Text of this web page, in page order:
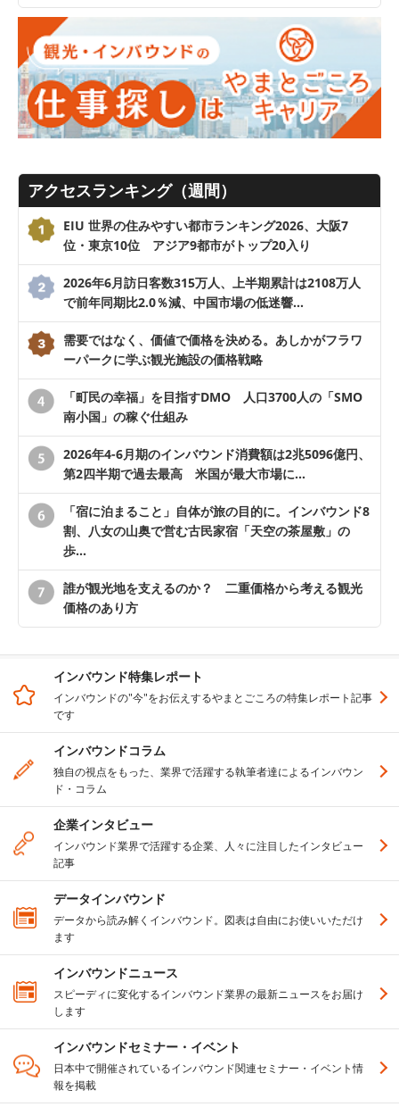
アクセスランキング（週間）
EIU 世界の住みやすい都市ランキング2026、大阪7
位・東京10位 アジア9都市がトップ20入り
2026年6月訪日客数315万人、上半期累計は2108万人
で前年同期比2.0％減、中国市場の低迷響…
需要ではなく、価値で価格を決める。あしかがフラワ
ーパークに学ぶ観光施設の価格戦略
「町民の幸福」を目指すDMO 人口3700人の「SMO
南小国」の稼ぐ仕組み
2026年4-6月期のインバウンド消費額は2兆5096億円、
第2四半期で過去最高 米国が最大市場に…
「宿に泊まること」自体が旅の目的に。インバウンド8
割、八女の山奥で営む古民家宿「天空の茶屋敷」の
歩…
誰が観光地を支えるのか？ 二重価格から考える観光
価格のあり方
インバウンド特集レポート
インバウンドの"今"をお伝えするやまとごころの特集レポート記事
です
インバウンドコラム
独自の視点をもった、業界で活躍する執筆者達によるインバウン
ド・コラム
企業インタビュー
インバウンド業界で活躍する企業、人々に注目したインタビュー
記事
データインバウンド
データから読み解くインバウンド。図表は自由にお使いいただけ
ます
インバウンドニュース
スピーディに変化するインバウンド業界の最新ニュースをお届け
します
インバウンドセミナー・イベント
日本中で開催されているインバウンド関連セミナー・イベント情
報を掲載